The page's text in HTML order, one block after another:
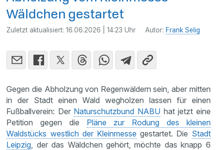
Wäldchen gestartet
Zuletzt aktualisiert:16.06.2026 | 14:23 Uhr Autor: Frank Selig
Gegen die Abholzung von Regenwäldern sein, aber mitten
in der Stadt einen Wald wegholzen lassen für einen
Fußballverein: Der Naturschutzbund NABU hat jetzt eine
Petition gegen die Pläne zur Rodung des kleinen
Waldstücks westlich der Kleinmesse gestartet. Die Stadt
Leipzig , der das Wäldchen gehört, möchte das knapp 6